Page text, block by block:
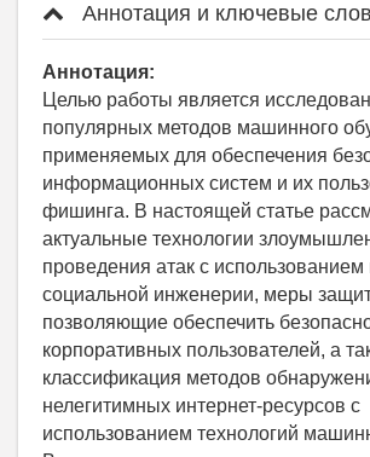
Аннотация и ключевые
Аннотация:
Целью работы является
популярных методов машинного
применяемых для обеспечения
информационных систем и их
фишинга. В настоящей статье
актуальные технологии
проведения атак с использованием
социальной инженерии, меры
позволяющие обеспечить
корпоративных пользователей, а
классификация методов
нелегитимных интернет-ресурсов с
использованием технологий